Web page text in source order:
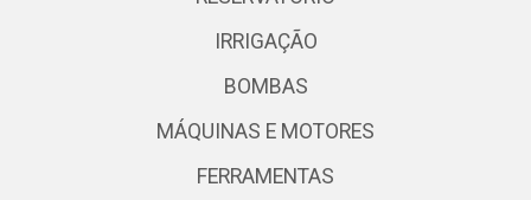
IRRIGAÇÃO
BOMBAS
MÁQUINAS E MOTORES
FERRAMENTAS